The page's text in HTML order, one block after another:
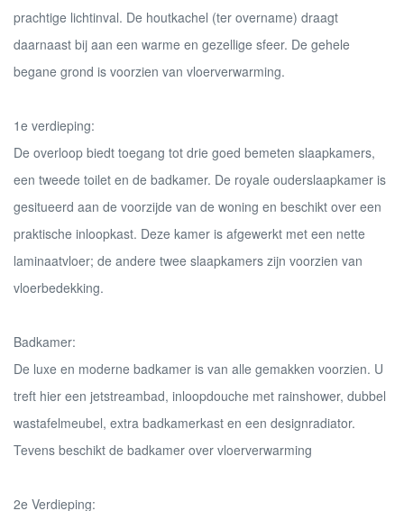
prachtige lichtinval. De houtkachel (ter overname) draagt
daarnaast bij aan een warme en gezellige sfeer. De gehele
begane grond is voorzien van vloerverwarming.
1e verdieping:
De overloop biedt toegang tot drie goed bemeten slaapkamers,
een tweede toilet en de badkamer. De royale ouderslaapkamer is
gesitueerd aan de voorzijde van de woning en beschikt over een
praktische inloopkast. Deze kamer is afgewerkt met een nette
laminaatvloer; de andere twee slaapkamers zijn voorzien van
vloerbedekking.
Badkamer:
De luxe en moderne badkamer is van alle gemakken voorzien. U
treft hier een jetstreambad, inloopdouche met rainshower, dubbel
wastafelmeubel, extra badkamerkast en een designradiator.
Tevens beschikt de badkamer over vloerverwarming
2e Verdieping: